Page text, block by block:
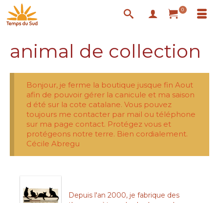
0
animal de collection
Bonjour, je ferme la boutique jusque fin Aout
afin de pouvoir gérer la canicule et ma saison
d été sur la cote catalane. Vous pouvez
toujours me contacter par mail ou téléphone
sur ma page contact. Protégez vous et
protégeons notre terre. Bien cordialement.
Cécile Abregu
Depuis l'an 2000, je fabrique des